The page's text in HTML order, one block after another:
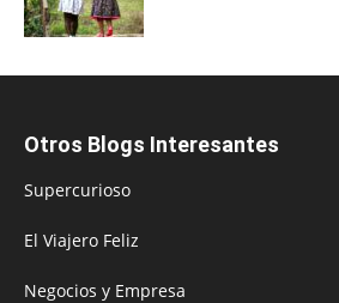
Otros Blogs Interesantes
Supercurioso
El Viajero Feliz
Negocios y Empresa